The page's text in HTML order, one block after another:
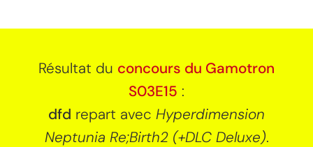
Résultat du concours du Gamotron
S03E15 :
dfd repart avec Hyperdimension
Neptunia Re;Birth2 (+DLC Deluxe).